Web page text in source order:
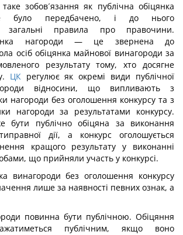
зобов´язання як публічна обіцянка
було передбачено, і до нього
загальні правила про правочини.
нагороди — це звернена до
осіб обіцянка майнової винагороди за
результату тому, хто досягне
ЦКрегулює як окремі види публічної
відносини, що випливають з
нагороди без оголошення конкурсу та з
нагороди за результатами конкурсу.
бути публічно обіцяна за виконання
дії, а конкурс оголошується
кращого результату у виконанні
що прийняли участь у конкурсі.
винагороди без оголошення конкурсу
лише за наявності певних ознак, а
повинна бути публічною. Обіцяння
публічним, якщо воно